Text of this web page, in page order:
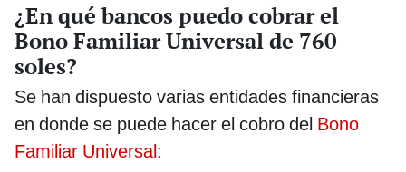
¿En qué bancos puedo cobrar el
Bono Familiar Universal de 760
soles?
Se han dispuesto varias entidades financieras
en donde se puede hacer el cobro del Bono
Familiar Universal: